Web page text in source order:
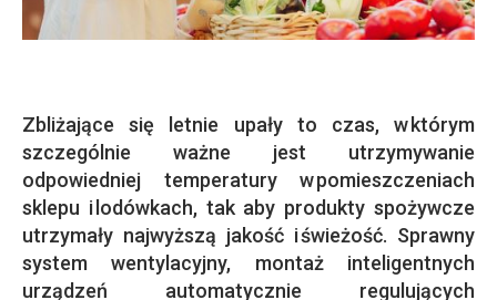
Zbliżające się letnie upały to czas, w którym
szczególnie ważne jest utrzymywanie
odpowiedniej temperatury w pomieszczeniach
sklepu i lodówkach, tak aby produkty spożywcze
utrzymały najwyższą jakość i świeżość. Sprawny
system wentylacyjny, montaż inteligentnych
urządzeń automatycznie regulujących